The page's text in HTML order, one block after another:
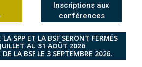
Inscriptions aux
conférences
LA SPP ET LA BSF SERONT FERMÉS
AU 31 AOÛT 2026
DE LA BSF LE 3 SEPTEMBRE 2026.